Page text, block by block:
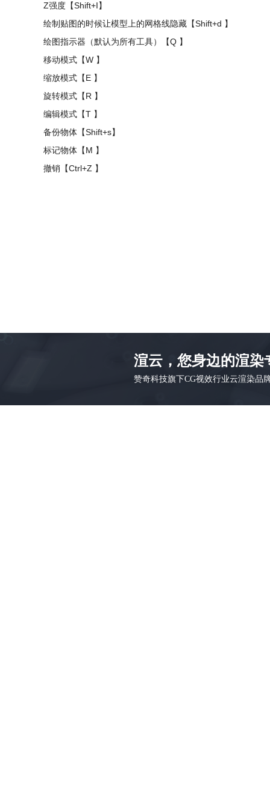
Z强度【Shift+I】
绘制贴图的时候让模型上的网格线隐藏【Shift+d 】
绘图指示器（默认为所有工具）【Q 】
移动模式【W 】
缩放模式【E 】
旋转模式【R 】
编辑模式【T 】
备份物体【Shift+s】
标记物体【M 】
撤销【Ctrl+Z 】
渲云，您身边的渲染
赞奇科技旗下CG视效行业云渲染品